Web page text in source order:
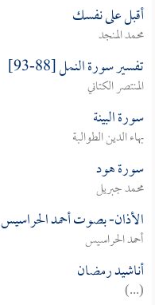
أقبل على نفسك
محمد المنجد
تفسير سورة النمل [88-93]
المنتصر الكتاني
سورة البينة
بهاء الدين الطوالبة
سورة هود
محمد جبريل
الأذان- بصوت أحمد الحراسيس
أحمد الحراسيس
أناشيد رمضان
(...)